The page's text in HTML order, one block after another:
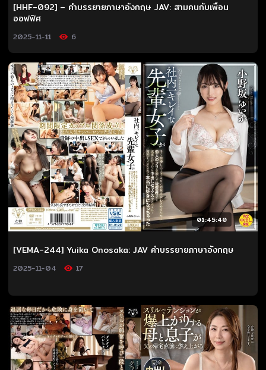
[HHF-092] – คำบรรยายภาษาอังกฤษ JAV: สามคนกับเพื่อน
ออฟฟิศ
2025-11-11 6
01:45:40
[VEMA-244] Yuika Onosaka: JAV คำบรรยายภาษาอังกฤษ
2025-11-04 17